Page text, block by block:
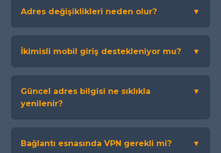
Adres değişiklikleri neden olur? ▼
İkimisli mobil giriş destekleniyor mu? ▼
Güncel adres bilgisi ne sıklıkla
yenilenir?
▼
Bağlantı esnasında VPN gerekli mi? ▼